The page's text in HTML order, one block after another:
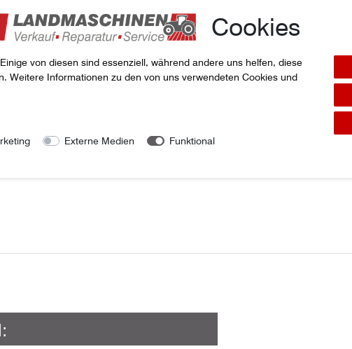
Artikel Cookies
von diesen sind essenziell, während andere uns helfen, diese
Weitere Informationen zu den von uns verwendeten Cookies und
Externe Medien
Funktional